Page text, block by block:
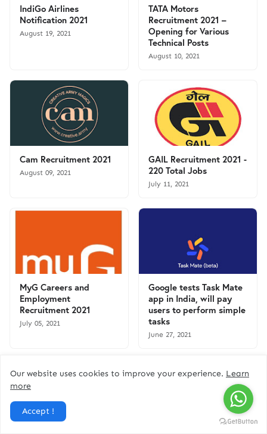
IndiGo Airlines
Notification 2021
August 19, 2021
TATA Motors
Recruitment 2021 –
Opening for Various
Technical Posts
August 10, 2021
Cam Recruitment 2021
August 09, 2021
GAIL Recruitment 2021 -
220 Total Jobs
July 11, 2021
MyG Careers and
Employment
Recruitment 2021
July 05, 2021
Google tests Task Mate
app in India, will pay
users to perform simple
tasks
June 27, 2021
Our website uses cookies to improve your experience. Learn
more
Accept !